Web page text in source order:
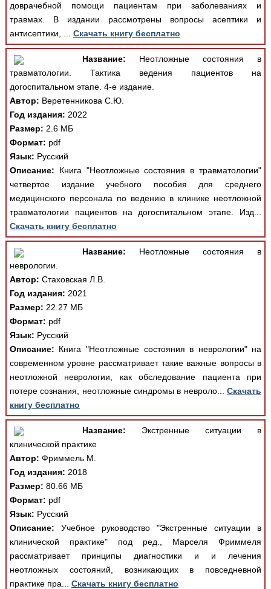
доврачебной помощи пациентам при заболеваниях и
травмах. В издании рассмотрены вопросы асептики и
антисептики, ... Скачать книгу бесплатно
Название: Неотложные состояния в
травматологии. Тактика ведения пациентов на
догоспитальном этапе. 4-е издание.
Автор: Веретенникова С.Ю.
Год издания: 2022
Размер: 2.6 МБ
Формат: pdf
Язык: Русский
Описание: Книга "Неотложные состояния в травматологии"
четвертое издание учебного пособия для среднего
медицинского персонала по ведению в клинике неотложной
травматологии пациентов на догоспитальном этапе. Изд...
Скачать книгу бесплатно
Название: Неотложные состояния в
неврологии.
Автор: Стаховская Л.В.
Год издания: 2021
Размер: 22.27 МБ
Формат: pdf
Язык: Русский
Описание: Книга "Неотложные состояния в неврологии" на
современном уровне рассматривает такие важные вопросы в
неотложной неврологии, как обследование пациента при
потере сознания, неотложные синдромы в невроло...Скачать
книгу бесплатно
Название: Экстренные ситуации в
клинической практике
Автор: Фриммель М.
Год издания: 2018
Размер: 80.66 МБ
Формат: pdf
Язык: Русский
Описание: Учебное руководство "Экстренные ситуации в
клинической практике" под ред., Марселя Фриммеля
рассматривает принципы диагностики и и лечения
неотложных состояний, возникающих в повседневной
практике пра... Скачать книгу бесплатно